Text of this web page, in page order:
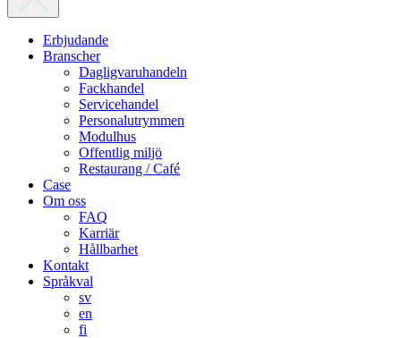
Erbjudande
Branscher
Dagligvaruhandeln
Fackhandel
Servicehandel
Personalutrymmen
Modulhus
Offentlig miljö
Restaurang / Café
Case
Om oss
FAQ
Karriär
Hållbarhet
Kontakt
Språkval
sv
en
fi